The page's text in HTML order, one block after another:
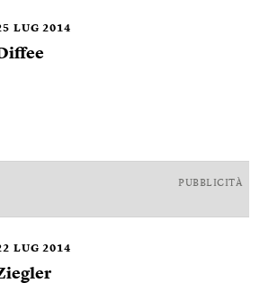
LUG 2014
PUBBLICITÀ
LUG 2014